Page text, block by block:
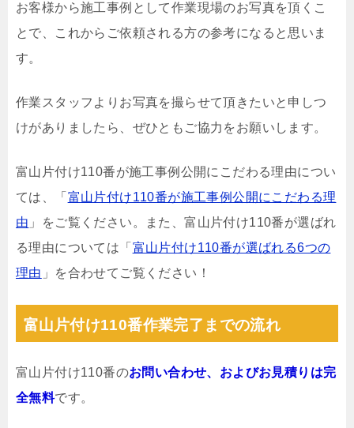
お客様から施工事例として作業現場のお写真を頂くこ
とで、これからご依頼される方の参考になると思いま
す。
作業スタッフよりお写真を撮らせて頂きたいと申しつ
けがありましたら、ぜひともご協力をお願いします。
富山片付け110番が施工事例公開にこだわる理由につい
ては、「 富山片付け110番が施工事例公開にこだわる理
由 」をご覧ください。また、富山片付け110番が選ばれ
る理由については「 富山片付け110番が選ばれる6つの
理由 」を合わせてご覧ください！
富山片付け110番作業完了までの流れ
富山片付け110番のお問い合わせ、およびお見積りは完
全無料です。